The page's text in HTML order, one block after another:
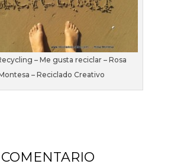
– Me gusta reciclar – Rosa
– Reciclado Creativo